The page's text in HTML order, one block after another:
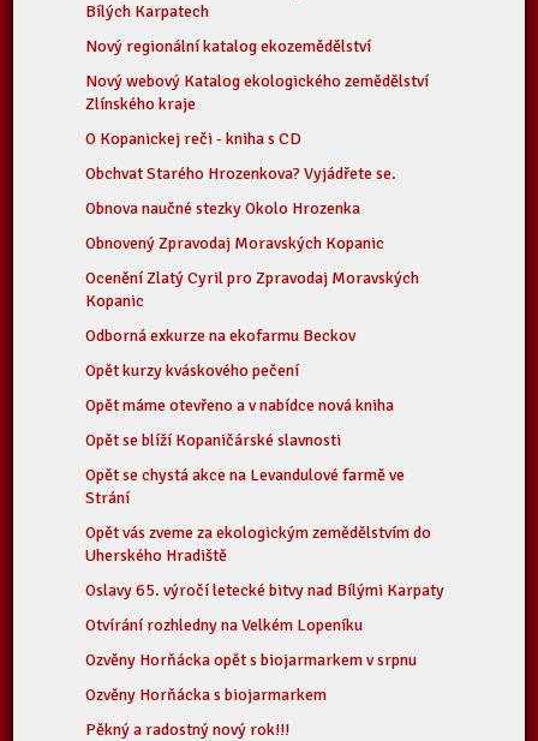
Bílých Karpatech
Nový regionální katalog ekozemědělství
Nový webový Katalog ekologického zemědělství
Zlínského kraje
O Kopanickej reči - kniha s CD
Obchvat Starého Hrozenkova? Vyjádřete se.
Obnova naučné stezky Okolo Hrozenka
Obnovený Zpravodaj Moravských Kopanic
Ocenění Zlatý Cyril pro Zpravodaj Moravských
Kopanic
Odborná exkurze na ekofarmu Beckov
Opět kurzy kváskového pečení
Opět máme otevřeno a v nabídce nová kniha
Opět se blíží Kopaničárské slavnosti
Opět se chystá akce na Levandulové farmě ve
Strání
Opět vás zveme za ekologickým zemědělstvím do
Uherského Hradiště
Oslavy 65. výročí letecké bitvy nad Bílými Karpaty
Otvírání rozhledny na Velkém Lopeníku
Ozvěny Horňácka opět s biojarmarkem v srpnu
Ozvěny Horňácka s biojarmarkem
Pěkný a radostný nový rok!!!